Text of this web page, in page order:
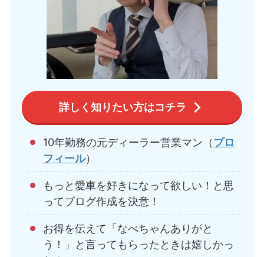
詳しく知りたい方はコチラ
10年勤務の元ディーラー営業マン（プロ
フィール）
もっと愛車を好きになって欲しい！と思
ってブログ作成を決意！
お得を伝えて「なべちゃんありがと
う！」と言ってもらったときは嬉しかっ